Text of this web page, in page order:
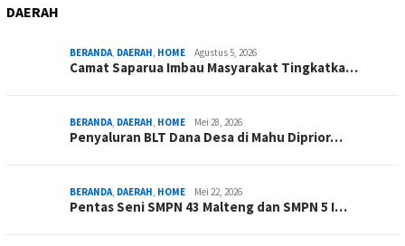
DAERAH
BERANDA, DAERAH, HOME Agustus 5, 2026
Camat Saparua Imbau Masyarakat Tingkatka…
BERANDA, DAERAH, HOME Mei 28, 2026
Penyaluran BLT Dana Desa di Mahu Diprior…
BERANDA, DAERAH, HOME Mei 22, 2026
Pentas Seni SMPN 43 Malteng dan SMPN 5 I…